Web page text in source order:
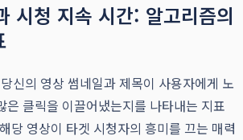
시청 지속 시간: 알고리즘의
신의 영상 썸네일과 제목이 사용자에게 노
은 클릭을 이끌어냈는지를 나타내는 지표
당 영상이 타겟 시청자의 흥미를 끄는 매력